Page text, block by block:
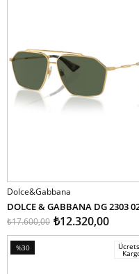
SEPETE EKLE
Dolce&Gabbana
₺12.320,00
₺17.600,00
%30